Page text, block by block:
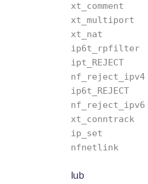
xt_nat
ip_set
nfnetlink
lub